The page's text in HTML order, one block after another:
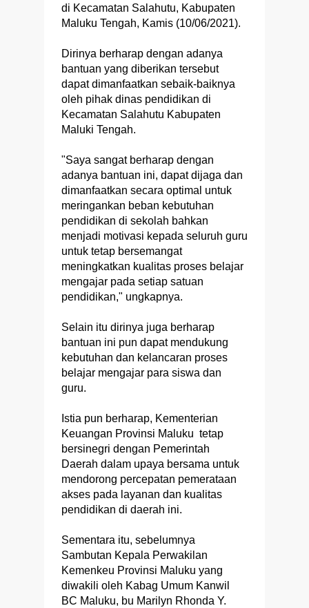
di Kecamatan Salahutu, Kabupaten
Maluku Tengah, Kamis (10/06/2021).
Dirinya berharap dengan adanya
bantuan yang diberikan tersebut
dapat dimanfaatkan sebaik-baiknya
oleh pihak dinas pendidikan di
Kecamatan Salahutu Kabupaten
Maluki Tengah.
"Saya sangat berharap dengan
adanya bantuan ini, dapat dijaga dan
dimanfaatkan secara optimal untuk
meringankan beban kebutuhan
pendidikan di sekolah bahkan
menjadi motivasi kepada seluruh guru
untuk tetap bersemangat
meningkatkan kualitas proses belajar
mengajar pada setiap satuan
pendidikan," ungkapnya.
Selain itu dirinya juga berharap
bantuan ini pun dapat mendukung
kebutuhan dan kelancaran proses
belajar mengajar para siswa dan
guru.
Istia pun berharap, Kementerian
Keuangan Provinsi Maluku tetap
bersinegri dengan Pemerintah
Daerah dalam upaya bersama untuk
mendorong percepatan pemerataan
akses pada layanan dan kualitas
pendidikan di daerah ini.
Sementara itu, sebelumnya
Sambutan Kepala Perwakilan
Kemenkeu Provinsi Maluku yang
diwakili oleh Kabag Umum Kanwil
BC Maluku, bu Marilyn Rhonda Y.